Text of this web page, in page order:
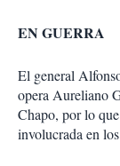
EN GUERRA
El general
opera Aureliano
Chapo, por lo
involucrada en